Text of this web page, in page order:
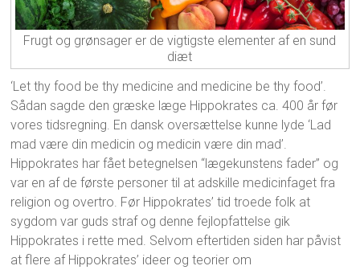
Frugt og grønsager er de vigtigste elementer af en sund
diæt
‘Let thy food be thy medicine and medicine be thy food’.
Sådan sagde den græske læge Hippokrates ca. 400 år før
vores tidsregning. En dansk oversættelse kunne lyde ‘Lad
mad være din medicin og medicin være din mad’.
Hippokrates har fået betegnelsen “lægekunstens fader” og
var en af de første personer til at adskille medicinfaget fra
religion og overtro. Før Hippokrates’ tid troede folk at
sygdom var guds straf og denne fejlopfattelse gik
Hippokrates i rette med. Selvom eftertiden siden har påvist
at flere af Hippokrates’ ideer og teorier om